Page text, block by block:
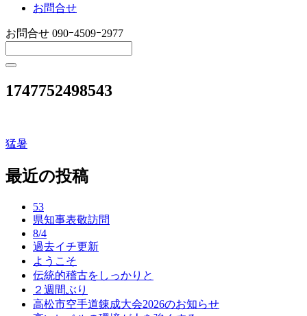
お問合せ
お問合せ 090ｰ4509ｰ2977
1747752498543
投
稿
猛暑
最近の投稿
53
県知事表敬訪問
8/4
過去イチ更新
ようこそ
伝統的稽古をしっかりと
２週間ぶり
高松市空手道錬成大会2026のお知らせ